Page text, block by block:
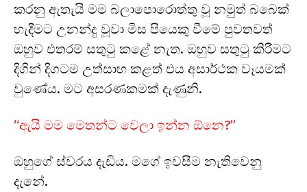
කරනු ඇතැයි මම බලාපොරොත්තු වූ නමුත් බබෙක්
හැදීමට උනන්දු වූවා මිස පියෙකු වීමේ පුවතවත්
ඔහුව එතරම් සතුටු කළේ නැත. ඔහුව සතුටු කිරීමට
දිගින් දිගටම උත්සාහ කළත් එය අසාර්ථක වෑයමක්
වුණේය. මට අසරණකමක් දැණුනි.
“ඇයි මම මෙතන්ට වෙලා ඉන්න ඕනෙ?”
ඔහුගේ ස්වරය දැඩිය. මගේ ඉවසීම නැතිවෙනු
දැනේ.